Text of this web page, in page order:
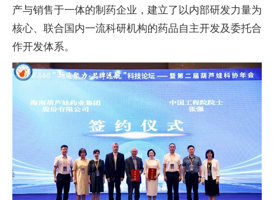
产与销售于一体的制药企业，建立了以内部研发力量为
核心、联合国内一流科研机构的药品自主开发及委托合
作开发体系。